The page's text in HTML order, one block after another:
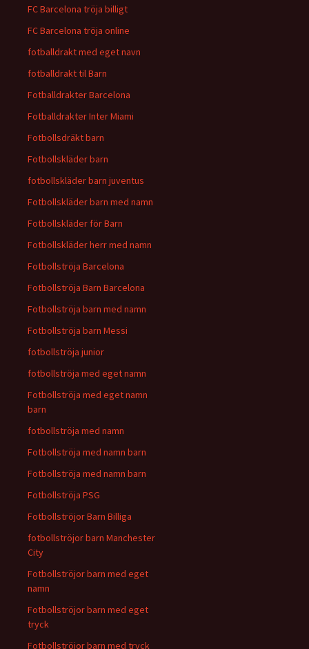
FC Barcelona tröja billigt
FC Barcelona tröja online
fotballdrakt med eget navn
fotballdrakt til Barn
Fotballdrakter Barcelona
Fotballdrakter Inter Miami
Fotbollsdräkt barn
Fotbollskläder barn
fotbollskläder barn juventus
Fotbollskläder barn med namn
Fotbollskläder för Barn
Fotbollskläder herr med namn
Fotbollströja Barcelona
Fotbollströja Barn Barcelona
Fotbollströja barn med namn
Fotbollströja barn Messi
fotbollströja junior
fotbollströja med eget namn
Fotbollströja med eget namn
barn
fotbollströja med namn
Fotbollströja med namn barn
Fotbollströja med namn barn
Fotbollströja PSG
Fotbollströjor Barn Billiga
fotbollströjor barn Manchester
City
Fotbollströjor barn med eget
namn
Fotbollströjor barn med eget
tryck
Fotbollströjor barn med tryck